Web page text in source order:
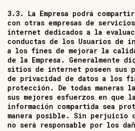
3.3. La Empresa podrá
con otras empresas de
internet dedicados a la
conductas de los Usuarios de
a los fines de mejorar la
de la Empresa. Generalmente
sitios de internet poseen sus
de privacidad de datos a los
protección. De todas maneras la
sus mejores esfuerzos en que
información compartida sea
manera posible. Sin perjuicio
no será responsable por los